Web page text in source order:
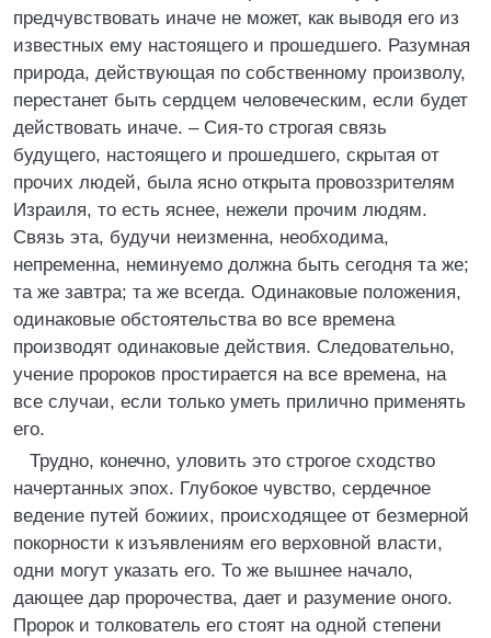
предчувствовать иначе не может, как выводя его из
известных ему настоящего и прошедшего. Разумная
природа, действующая по собственному произволу,
перестанет быть сердцем человеческим, если будет
действовать иначе. – Сия-то строгая связь
будущего, настоящего и прошедшего, скрытая от
прочих людей, была ясно открыта провоззрителям
Израиля, то есть яснее, нежели прочим людям.
Связь эта, будучи неизменна, необходима,
непременна, неминуемо должна быть сегодня та же;
та же завтра; та же всегда. Одинаковые положения,
одинаковые обстоятельства во все времена
производят одинаковые действия. Следовательно,
учение пророков простирается на все времена, на
все случаи, если только уметь прилично применять
его.
Трудно, конечно, уловить это строгое сходство
начертанных эпох. Глубокое чувство, сердечное
ведение путей божиих, происходящее от безмерной
покорности к изъявлениям его верховной власти,
одни могут указать его. То же вышнее начало,
дающее дар пророчества, дает и разумение оного.
Пророк и толкователь его стоят на одной степени